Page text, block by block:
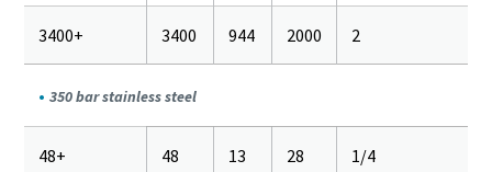
3400+ 3400 944 2000 2
350 bar stainless steel
48+ 48 13 28 1/4